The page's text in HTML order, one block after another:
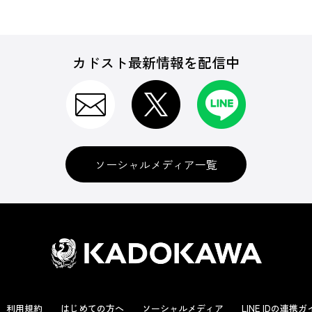
カドスト最新情報を配信中
ソーシャルメディア一覧
利用規約 はじめての方へ ソーシャルメディア LINE IDの連携ガ